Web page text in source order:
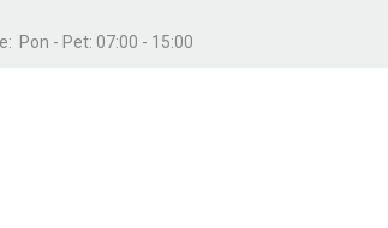
Pon - Pet: 07:00 - 15:00